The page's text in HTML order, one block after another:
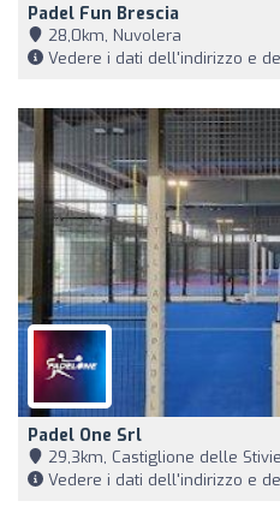
Padel Fun Brescia
28,0km, Nuvolera
Vedere i dati dell'indirizzo e
Padel One Srl
29,3km, Castiglione delle
Vedere i dati dell'indirizzo e